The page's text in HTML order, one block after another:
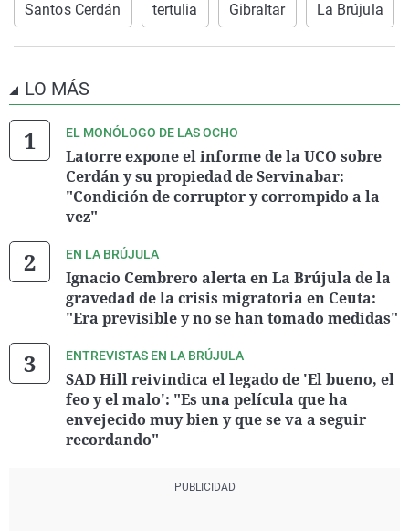
Santos Cerdán tertulia Gibraltar La Brújula
LO MÁS
EL MONÓLOGO DE LAS OCHO
Latorre expone el informe de la UCO sobre
Cerdán y su propiedad de Servinabar:
"Condición de corruptor y corrompido a la
vez"
EN LA BRÚJULA
Ignacio Cembrero alerta en La Brújula de la
gravedad de la crisis migratoria en Ceuta:
"Era previsible y no se han tomado medidas"
ENTREVISTAS EN LA BRÚJULA
SAD Hill reivindica el legado de 'El bueno, el
feo y el malo': "Es una película que ha
envejecido muy bien y que se va a seguir
recordando"